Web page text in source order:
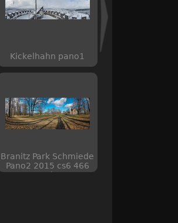
Kickelhahn pano1
Branitz Park Schmiede
Pano2 2015 cs6 466
web